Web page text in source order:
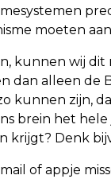
moeten
kunnen wij
dan alleen de
kunnen zijn,
brein het
krijgt? Denk
of appje